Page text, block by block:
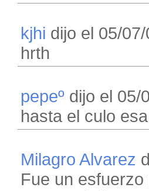
kjhi dijo el 05/07/
hrth
pepeº dijo el 05/
hasta el culo
Milagro Alvarez
Fue un